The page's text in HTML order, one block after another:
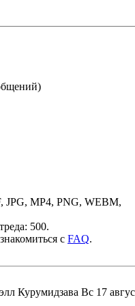
JPG, MP4, PNG, WEBM,
500.
с FAQ.
Курумидзава Вс 17